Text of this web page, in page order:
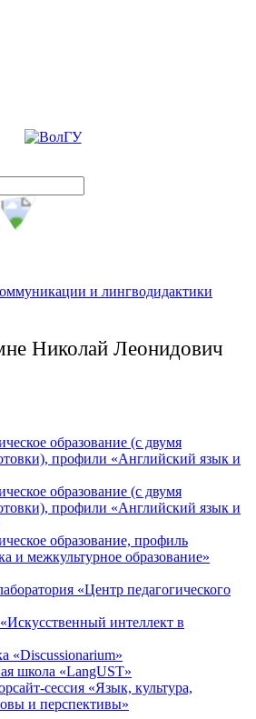
Пожалуйста
и лингводидактики
Николай Леонидович
образование (с двумя
профили «Английский язык и
образование (с двумя
профили «Английский язык и
образование, профиль
и межкультурное образование»
«Центр педагогического
интеллект в
«Discussionarium»
школа «LangUST»
сессия «Язык, культура,
и перспективы»